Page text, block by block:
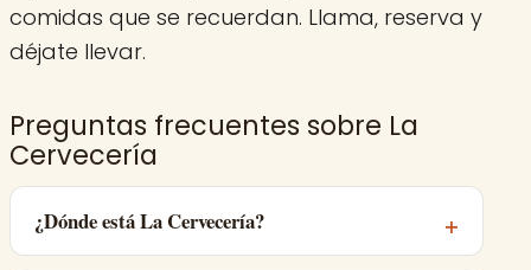
comidas que se recuerdan. Llama, reserva y
déjate llevar.
Preguntas frecuentes sobre La
Cervecería
¿Dónde está La Cervecería?